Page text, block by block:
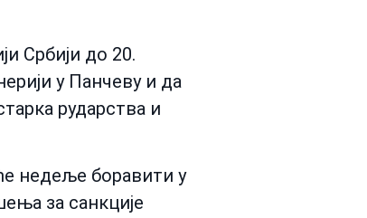
Србији до 20.
у Панчеву и да
рударства и
недеље боравити у
за санкције